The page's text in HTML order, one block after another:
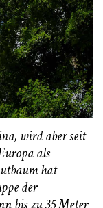
wird aber seit
als
hat
der
bis zu 35 Meter